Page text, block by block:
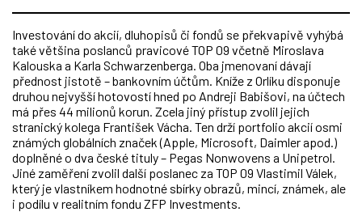
Investování do akcií, dluhopisů či fondů se překvapivě vyhýbá
také většina poslanců pravicové TOP 09 včetně Miroslava
Kalouska a Karla Schwarzenberga. Oba jmenovaní dávají
přednost jistotě – bankovním účtům. Kníže z Orlíku disponuje
druhou nejvyšší hotovostí hned po Andreji Babišovi, na účtech
má přes 44 milionů korun. Zcela jiný přístup zvolil jejich
stranický kolega František Vácha. Ten drží portfolio akcií osmi
známých globálních značek (Apple, Microsoft, Daimler apod.)
doplněné o dva české tituly – Pegas Nonwovens a Unipetrol.
Jiné zaměření zvolil další poslanec za TOP 09 Vlastimil Válek,
který je vlastníkem hodnotné sbírky obrazů, mincí, známek, ale
i podílu v realitním fondu ZFP Investments.